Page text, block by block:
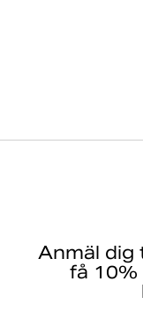
Anmäl dig
få